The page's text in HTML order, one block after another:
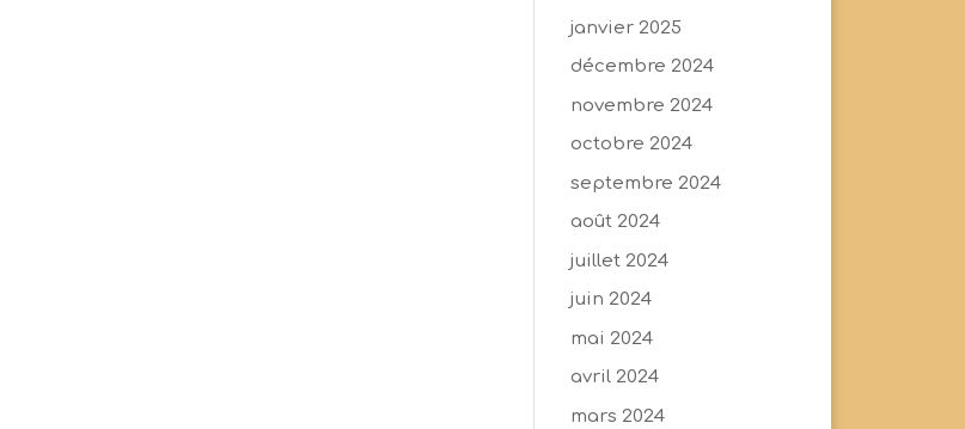
janvier 2025
décembre 2024
novembre 2024
octobre 2024
septembre 2024
août 2024
juillet 2024
juin 2024
mai 2024
avril 2024
mars 2024